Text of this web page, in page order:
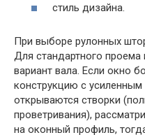
стиль дизайна.
При выборе рулонных
Для стандартного
вариант вала. Если окно
конструкцию с
открываются створки
проветривания),
на оконный профиль,